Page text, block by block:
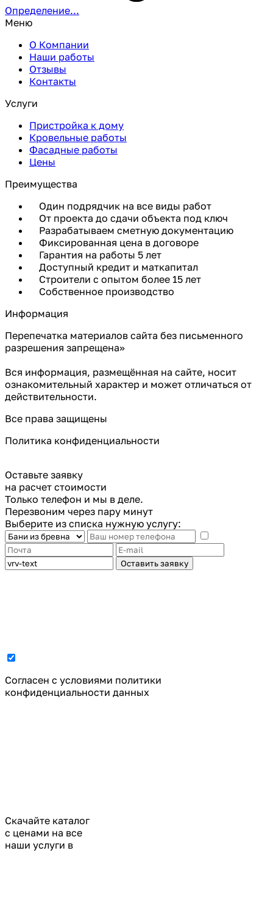
Определение...
Меню
О Компании
Наши работы
Отзывы
Контакты
Услуги
Пристройка к дому
Кровельные работы
Фасадные работы
Цены
Преимущества
Один подрядчик на все виды работ
От проекта до сдачи объекта под ключ
Разрабатываем сметную документацию
Фиксированная цена в договоре
Гарантия на работы 5 лет
Доступный кредит и маткапитал
Строители с опытом более 15 лет
Собственное производство
Информация
Перепечатка материалов сайта без письменного
разрешения запрещена»
Вся информация, размещённая на сайте, носит
ознакомительный характер и может отличаться от
действительности.
Все права защищены
Политика конфиденциальности
Оставьте заявку
на расчет стоимости
Только телефон и мы в деле.
Перезвоним через пару минут
Выберите из списка нужную услугу:
Оставить заявку
Cогласен с условиями политики
конфиденциальности данных
Скачайте каталог
с ценами на все
наши услуги в